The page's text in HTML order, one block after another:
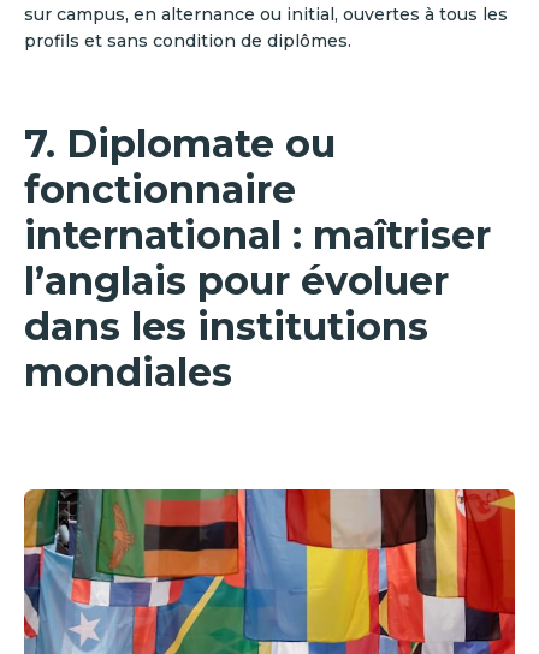
sur campus, en alternance ou initial, ouvertes à tous les
profils et sans condition de diplômes.
7. Diplomate ou
fonctionnaire
international : maîtriser
l’anglais pour évoluer
dans les institutions
mondiales